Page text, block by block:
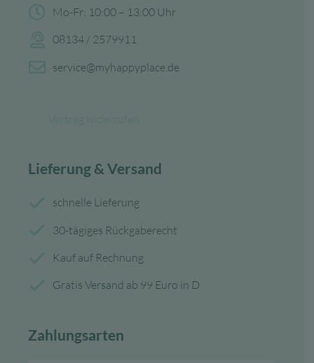
Mo-Fr: 10:00 – 13:00 Uhr
08134 / 2579911
service@myhappyplace.de
Lieferung & Versand
schnelle Lieferung
30-tägiges Rückgaberecht
Kauf auf Rechnung
Gratis Versand ab 99 Euro in D
Zahlungsarten